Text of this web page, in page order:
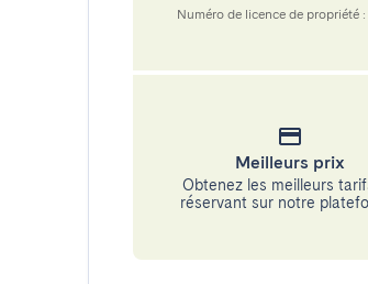
Numéro de licence de propriété
Meilleurs prix
Obtenez les meilleurs
réservant sur notre